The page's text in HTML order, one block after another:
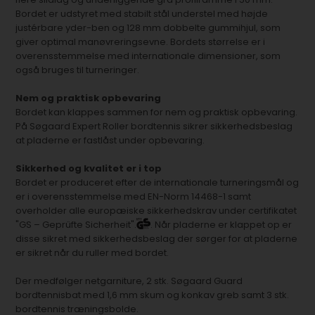
Bordet er udstyret med stabilt stål understel med højde
justérbare yder-ben og 128 mm dobbelte gummihjul, som
giver optimal manøvreringsevne. Bordets størrelse er i
overensstemmelse med internationale dimensioner, som
også bruges til turneringer.
Nem og praktisk opbevaring
Bordet kan klappes sammen for nem og praktisk opbevaring.
På Søgaard Expert Roller bordtennis sikrer sikkerhedsbeslag
at pladerne er fastlåst under opbevaring.
Sikkerhed og kvalitet er i top
Bordet er produceret efter de internationale turneringsmål og
er i overensstemmelse med EN-Norm 14468-1 samt
overholder alle europæiske sikkerhedskrav under certifikatet
"GS – Geprüfte Sicherheit".
. Når pladerne er klappet op er
disse sikret med sikkerhedsbeslag der sørger for at pladerne
er sikret når du ruller med bordet.
Der medfølger netgarniture, 2 stk. Søgaard Guard
bordtennisbat med 1,6 mm skum og konkav greb samt 3 stk.
bordtennis træningsbolde.